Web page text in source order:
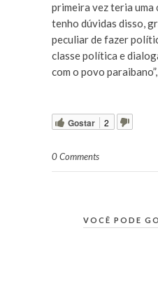
primeira vez teria uma
tenho dúvidas disso,
peculiar de fazer
classe política e
com o povo
Gostar 2
0 Comments
VOCÊ PODE